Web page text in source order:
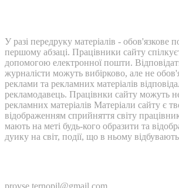
У разі передруку матеріалів - обов'язкове
першому абзаці. Працівники сайту
допомогою електронної пошти.
журналісти можуть вибірково, але не
реклами та рекламних матеріалів
рекламодавець. Працівнки сайту можуть
рекламних матеріалів Матеріали сайту є
відображенням сприйняття світу
мають на меті будь-кого образити та
дуику на світ, події, що в ньому